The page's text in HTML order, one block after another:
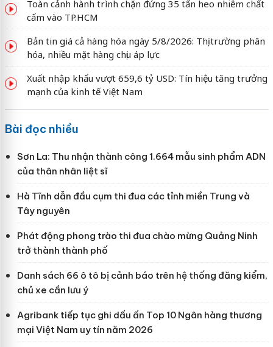
Toàn cảnh hành trình chặn đứng 35 tấn heo nhiễm chất
cấm vào TP.HCM
Bản tin giá cả hàng hóa ngày 5/8/2026: Thị trường phân
hóa, nhiều mặt hàng chịu áp lực
Xuất nhập khẩu vượt 659,6 tỷ USD: Tín hiệu tăng trưởng
mạnh của kinh tế Việt Nam
Bài đọc nhiều
Sơn La: Thu nhận thành công 1.664 mẫu sinh phẩm ADN
của thân nhân liệt sĩ
Hà Tĩnh dẫn đầu cụm thi đua các tỉnh miền Trung và
Tây nguyên
Phát động phong trào thi đua chào mừng Quảng Ninh
trở thành thành phố
Danh sách 66 ô tô bị cảnh báo trên hệ thống đăng kiểm,
chủ xe cần lưu ý
Agribank tiếp tục ghi dấu ấn Top 10 Ngân hàng thương
mại Việt Nam uy tín năm 2026